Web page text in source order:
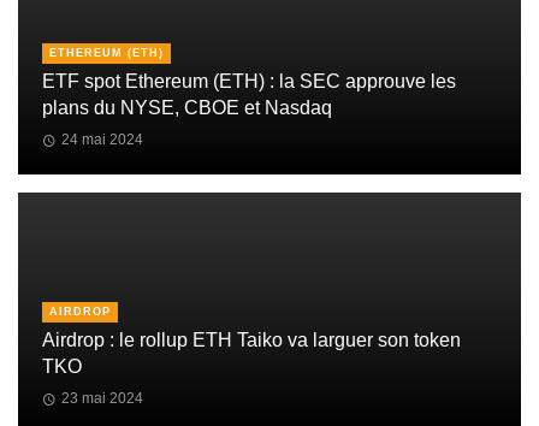
ETHEREUM (ETH)
ETF spot Ethereum (ETH) : la SEC approuve les
plans du NYSE, CBOE et Nasdaq
24 mai 2024
AIRDROP
Airdrop : le rollup ETH Taiko va larguer son token
TKO
23 mai 2024